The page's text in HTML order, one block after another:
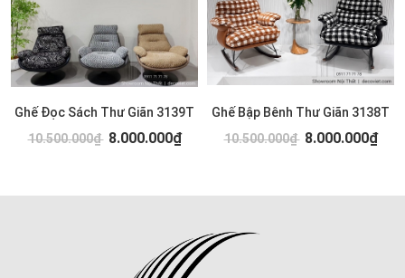
Ghế Đọc Sách Thư Giãn 3139T
10.500.000₫ 8.000.000₫
Ghế Bập Bênh Thư Giãn 3138T
10.500.000₫ 8.000.000₫